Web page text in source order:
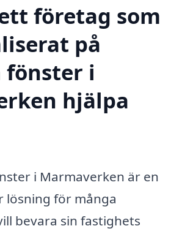
företag som
på
fönster i
hjälpa
i Marmaverken är en
lösning för många
bevara sin fastighets